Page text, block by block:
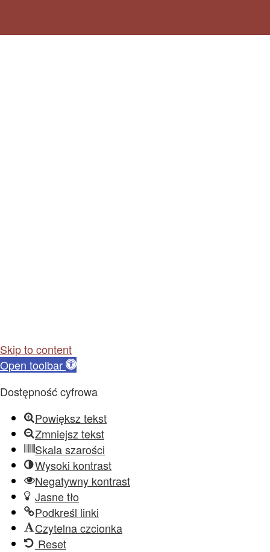
Skip to content
Open toolbar
Dostępność cyfrowa
Powiększ tekst
Zmniejsz tekst
Skala szarości
Wysoki kontrast
Negatywny kontrast
Jasne tło
Podkreśl linki
Czytelna czcionka
Reset